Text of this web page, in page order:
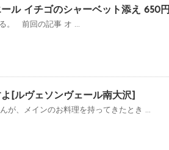
ル イチゴのシャーベット添え 650円
。 前回の記事 オ ...
[ルヴェソンヴェール南大沢]
が、メインのお料理を持ってきたとき ...